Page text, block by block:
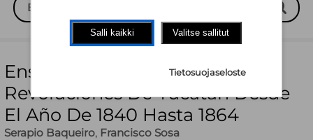
Ensayo Historico Sobre Las
Revoluciones De Yucatan Desde
El Año De 1840 Hasta 1864
Serapio Baqueiro, Francisco Sosa
Salli kaikki Valitse sallitut
Tietosuojaseloste